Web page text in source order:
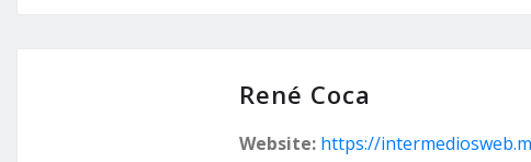
René Coca
Website: https://